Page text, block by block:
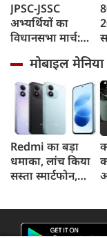
JPSC-JSSC
अभ्यर्थियों का
विधानसभा मार्च:
नाथ महतो, बैरिकेड
तोड़ आगे बढ़े छात्र
मोबाइल मेनिया
Redmi का बड़ा
धमाका, लांच किया
सस्ता स्मार्टफोन,